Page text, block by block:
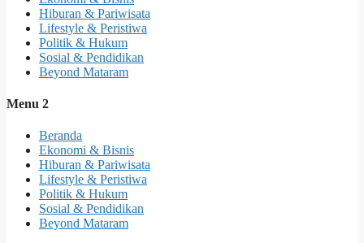
Hiburan & Pariwisata
Lifestyle & Peristiwa
Politik & Hukum
Sosial & Pendidikan
Beyond Mataram
Menu 2
Beranda
Ekonomi & Bisnis
Hiburan & Pariwisata
Lifestyle & Peristiwa
Politik & Hukum
Sosial & Pendidikan
Beyond Mataram